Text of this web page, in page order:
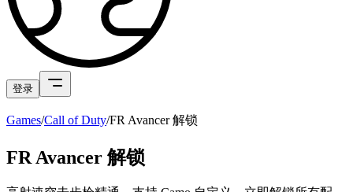
登录
Games/Call of Duty/FR Avancer 解锁
FR Avancer 解锁